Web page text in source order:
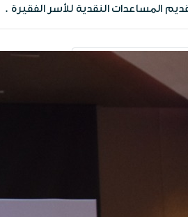
المساعدات النقدية للأسر الفقيرة .